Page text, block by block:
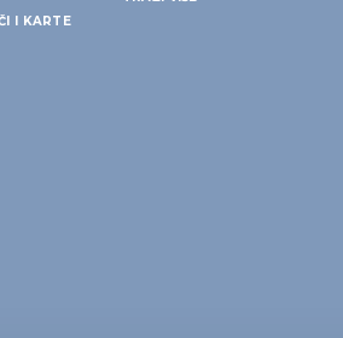
I KARTE